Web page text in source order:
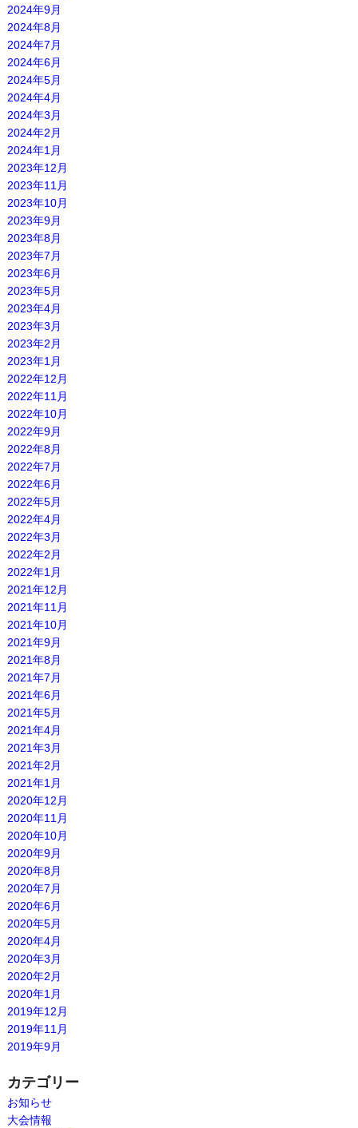
2024年9月
2024年8月
2024年7月
2024年6月
2024年5月
2024年4月
2024年3月
2024年2月
2024年1月
2023年12月
2023年11月
2023年10月
2023年9月
2023年8月
2023年7月
2023年6月
2023年5月
2023年4月
2023年3月
2023年2月
2023年1月
2022年12月
2022年11月
2022年10月
2022年9月
2022年8月
2022年7月
2022年6月
2022年5月
2022年4月
2022年3月
2022年2月
2022年1月
2021年12月
2021年11月
2021年10月
2021年9月
2021年8月
2021年7月
2021年6月
2021年5月
2021年4月
2021年3月
2021年2月
2021年1月
2020年12月
2020年11月
2020年10月
2020年9月
2020年8月
2020年7月
2020年6月
2020年5月
2020年4月
2020年3月
2020年2月
2020年1月
2019年12月
2019年11月
2019年9月
カテゴリー
お知らせ
大会情報